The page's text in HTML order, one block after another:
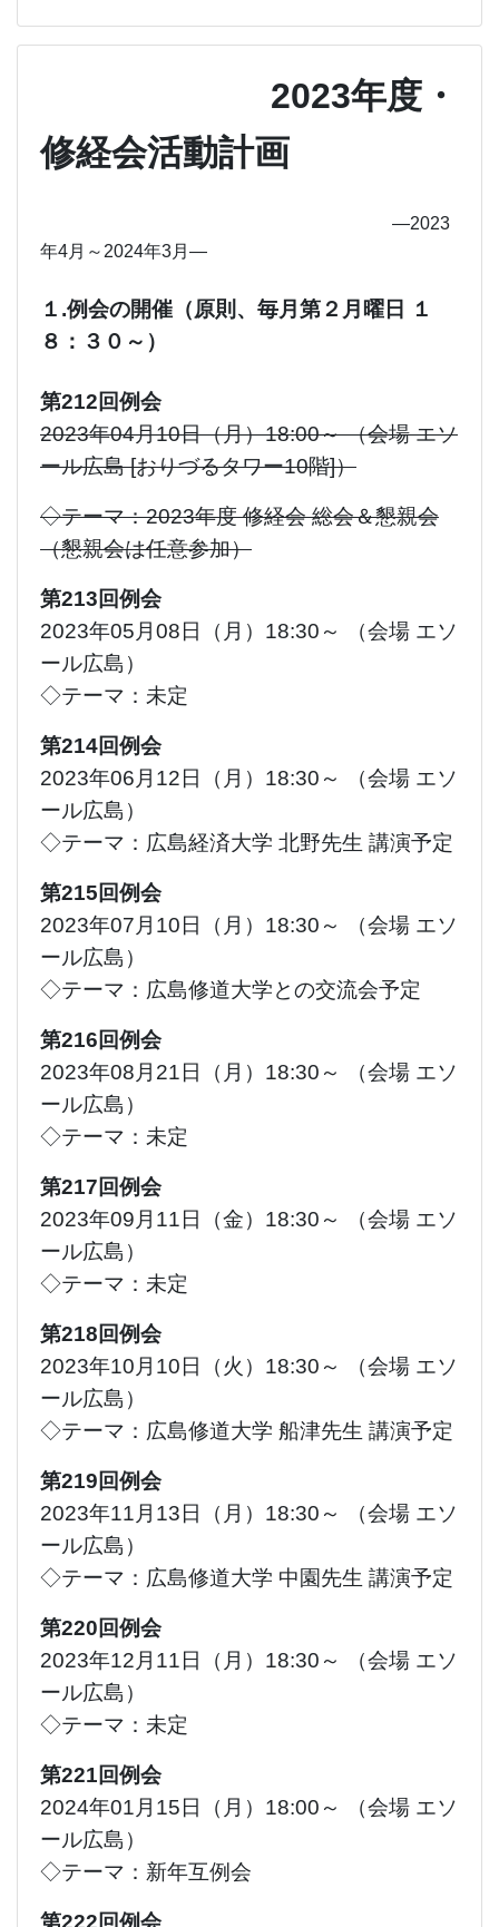
2023年度・
修経会活動計画
―2023
年4月～2024年3月 ―
１.例会の開催（原則、毎月第２月曜日 １
８：３０～）
第212回例会
2023年04月10日（月）18:00～ （会場 エソ
ール広島 [おりづるタワー10階]）
◇テーマ：2023年度 修経会 総会＆懇親会
（懇親会は任意参加）
第213回例会
2023年05月08日（月）18:30～ （会場 エソ
ール広島）
◇テーマ：未定
第214回例会
2023年06月12日（月）18:30～ （会場 エソ
ール広島）
◇テーマ：広島経済大学 北野先生 講演予定
第215回例会
2023年07月10日（月）18:30～ （会場 エソ
ール広島）
◇テーマ：広島修道大学との交流会予定
第216回例会
2023年08月21日（月）18:30～ （会場 エソ
ール広島）
◇テーマ：未定
第217回例会
2023年09月11日（金）18:30～ （会場 エソ
ール広島）
◇テーマ：未定
第218回例会
2023年10月10日（火）18:30～ （会場 エソ
ール広島）
◇テーマ：広島修道大学 船津先生 講演予定
第219回例会
2023年11月13日（月）18:30～ （会場 エソ
ール広島）
◇テーマ：広島修道大学 中園先生 講演予定
第220回例会
2023年12月11日（月）18:30～ （会場 エソ
ール広島）
◇テーマ：未定
第221回例会
2024年01月15日（月）18:00～ （会場 エソ
ール広島）
◇テーマ：新年互例会
第222回例会